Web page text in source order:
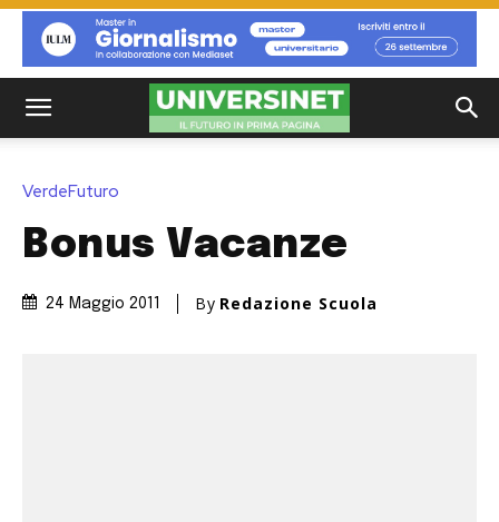
VerdeFuturo
Bonus Vacanze
24 Maggio 2011 By Redazione Scuola